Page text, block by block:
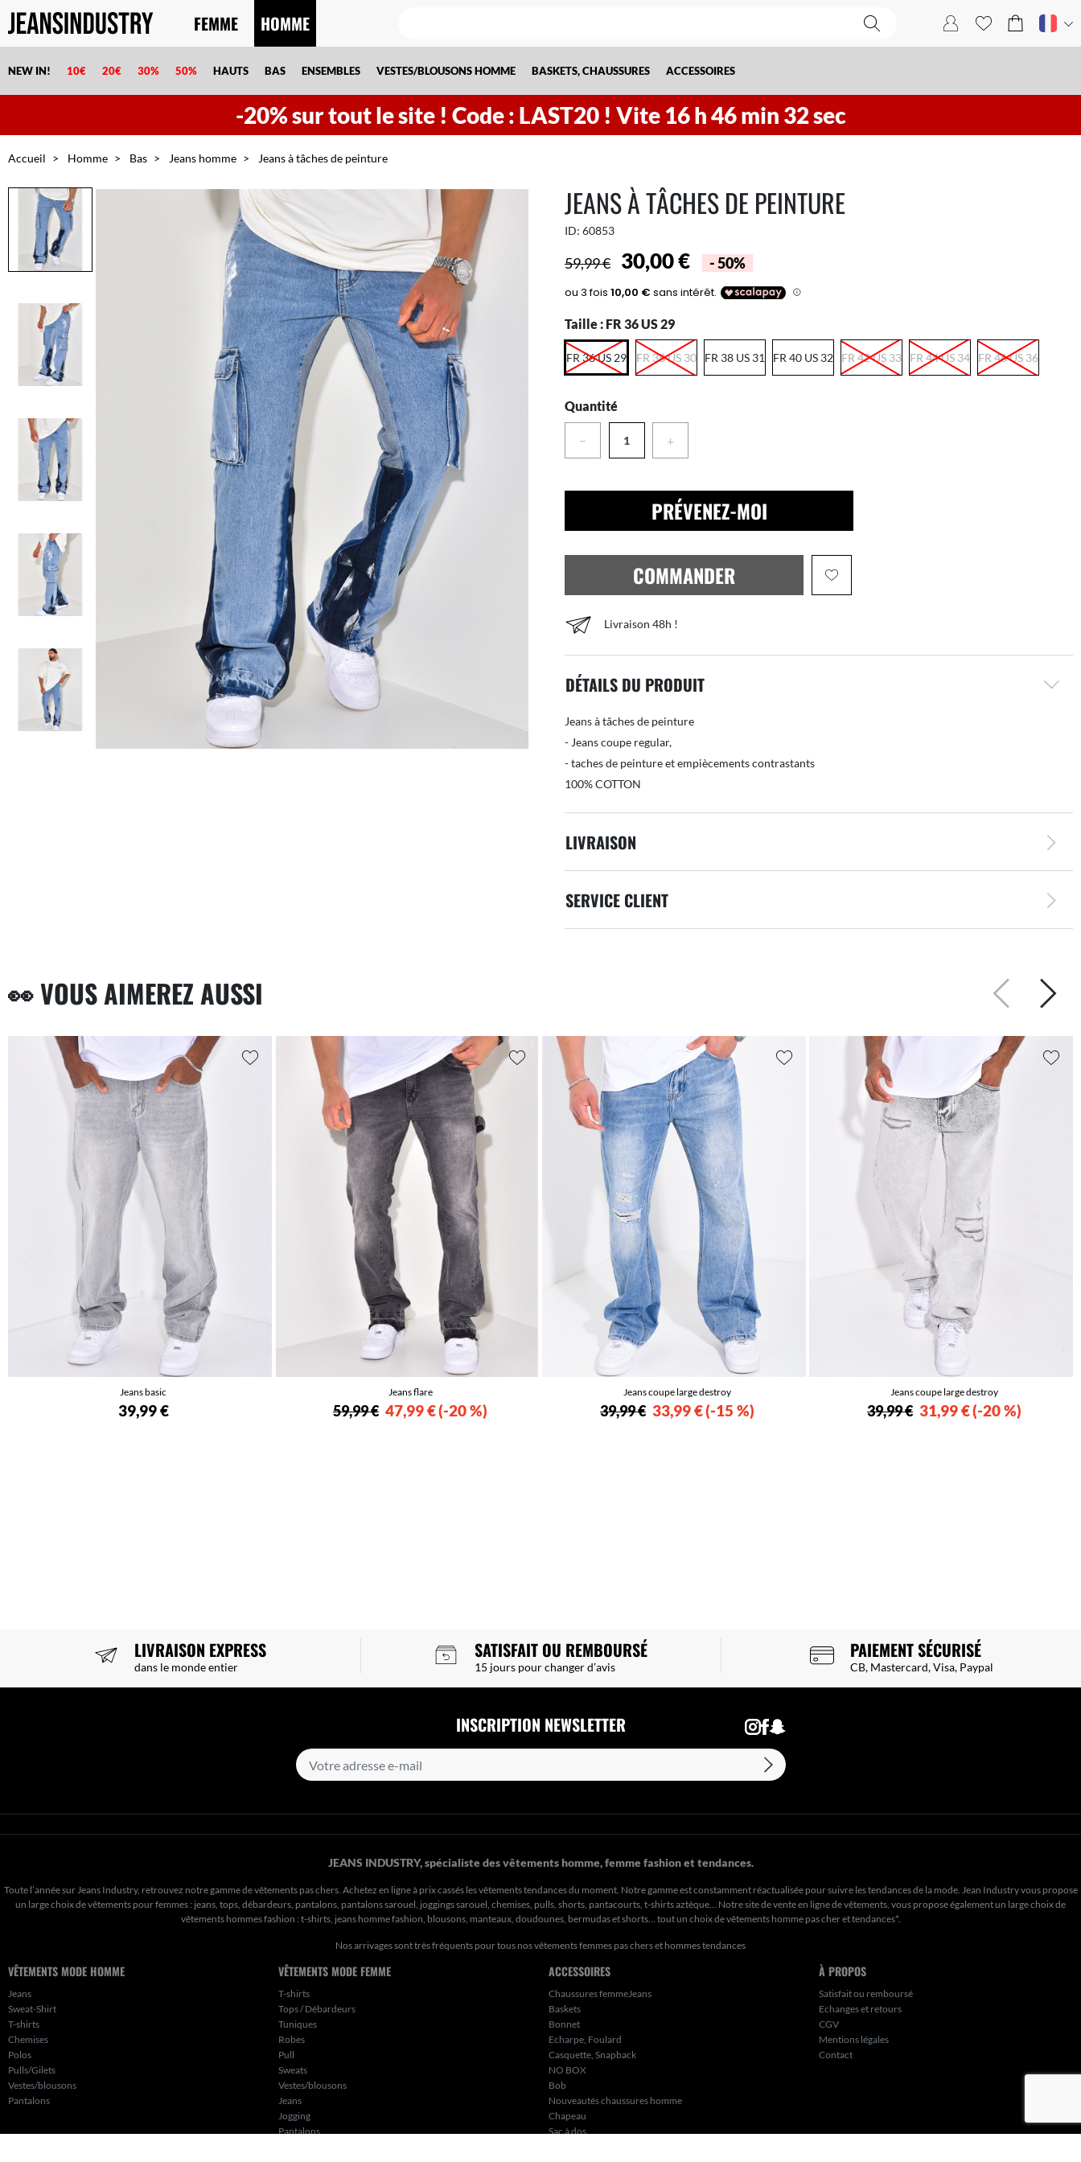
-20% sur tout le site ! Code : LAST20 ! Vite 16h46min 31sec
FEMME HOMME
NEW IN! 10€ 20€ 30% 50% HAUTS BAS ENSEMBLES VESTES/BLOUSONS HOMME BASKETS, CHAUSSURES ACCESSOIRES
Accueil Homme Bas Jeans homme Jeans à tâches de peinture
JEANS À TÂCHES DE PEINTURE
ID: 60853
59,99 € 30,00 € - 50%
Taille : FR 36 US 29
FR 36 US 29 FR 38 US 30 FR 38 US 31 FR 40 US 32 FR 42 US 33 FR 44 US 34 FR 46 US 36
Quantité
− +
PRÉVENEZ-MOI
COMMANDER
Livraison 48h !
DÉTAILS DU PRODUIT
Jeans à tâches de peinture
- Jeans coupe regular,
- taches de peinture et empiècements contrastants
100% COTTON
LIVRAISON
SERVICE CLIENT
👀 VOUS AIMEREZ AUSSI Précédent
Jeans basic
39,99 €
Jeans flare
59,99 € 47,99 € -20 %
Jeans coupe large destroy
39,99 € 33,99 € -15 %
Jeans coupe large destroy
39,99 € 31,99 € -20 %
LIVRAISON EXPRESS
dans le monde entier
SATISFAIT OU REMBOURSÉ
15 jours pour changer d’avis
PAIEMENT SÉCURISÉ
CB, Mastercard, Visa, Paypal
INSCRIPTION NEWSLETTER
JEANS INDUSTRY, spécialiste des vêtements homme, femme fashion et tendances.
Toute l’année sur Jeans Industry, retrouvez notre gamme de vêtements pas chers. Achetez en ligne à prix cassés les vêtements tendances du moment. Notre gamme est constamment réactualisée pour suivre les tendances de la mode. Jean Industry vous propose
un large choix de vêtements pour femmes : jeans, tops, débardeurs, pantalons, pantalons sarouel, joggings sarouel, chemises, pulls, shorts, pantacourts, t-shirts aztèque... Notre site de vente en ligne de vêtements, vous propose également un large choix de
vêtements hommes fashion : t-shirts, jeans homme fashion, blousons, manteaux, doudounes, bermudas et shorts… tout un choix devêtements homme pas cher et tendances*.
Nos arrivages sont très fréquents pour tous nosvêtements femmes pas cherset hommes tendances
VÊTEMENTS MODE HOMME
Jeans
Sweat-Shirt
T-shirts
Chemises
Polos
Pulls/Gilets
Vestes/blousons
Pantalons
VÊTEMENTS MODE FEMME
T-shirts
Tops / Débardeurs
Tuniques
Robes
Pull
Sweats
Vestes/blousons
Jeans
Jogging
Pantalons
ACCESSOIRES
Chaussures femmeJeans
Baskets
Bonnet
Echarpe, Foulard
Casquette, Snapback
NO BOX
Bob
Nouveautés chaussures homme
Chapeau
Sac à dos
À PROPOS
Satisfait ou remboursé
Echanges et retours
CGV
Mentions légales
Contact